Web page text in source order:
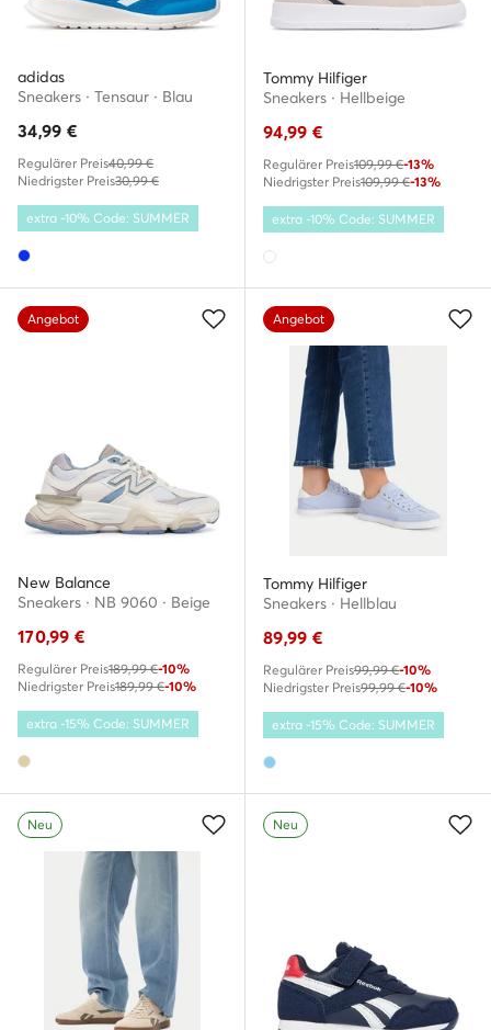
adidas
Sneakers · Tensaur · Blau
34,99 €
Regulärer Preis40,99 €
Niedrigster Preis30,99 €
extra -10% Code: SUMMER
Tommy Hilfiger
Sneakers · Hellbeige
94,99 €
Regulärer Preis109,99 €-13%
Niedrigster Preis109,99 €-13%
extra -10% Code: SUMMER
Angebot
New Balance
Sneakers · NB 9060 · Beige
170,99 €
Regulärer Preis189,99 €-10%
Niedrigster Preis189,99 €-10%
extra -15% Code: SUMMER
Angebot
Tommy Hilfiger
Sneakers · Hellblau
89,99 €
Regulärer Preis99,99 €-10%
Niedrigster Preis99,99 €-10%
extra -15% Code: SUMMER
Neu Neu